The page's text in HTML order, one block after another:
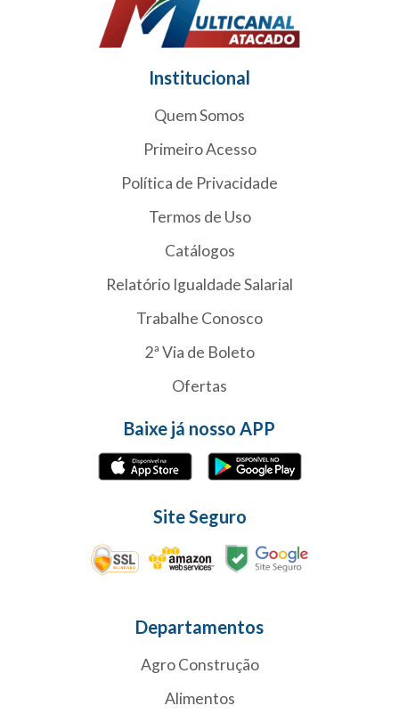
Institucional
Quem Somos
Primeiro Acesso
Política de Privacidade
Termos de Uso
Catálogos
Relatório Igualdade Salarial
Trabalhe Conosco
2ª Via de Boleto
Ofertas
Baixe já nosso APP
Site Seguro
Departamentos
Agro Construção
Alimentos